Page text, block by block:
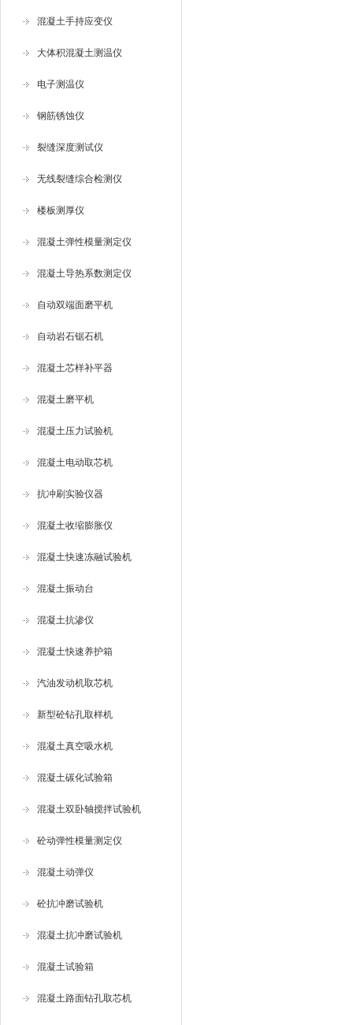
混凝土手持应变仪
大体积混凝土测温仪
电子测温仪
钢筋锈蚀仪
裂缝深度测试仪
无线裂缝综合检测仪
楼板测厚仪
混凝土弹性模量测定仪
混凝土导热系数测定仪
自动双端面磨平机
自动岩石锯石机
混凝土芯样补平器
混凝土磨平机
混凝土压力试验机
混凝土电动取芯机
抗冲刷实验仪器
混凝土收缩膨胀仪
混凝土快速冻融试验机
混凝土振动台
混凝土抗渗仪
混凝土快速养护箱
汽油发动机取芯机
新型砼钻孔取样机
混凝土真空吸水机
混凝土碳化试验箱
混凝土双卧轴搅拌试验机
砼动弹性模量测定仪
混凝土动弹仪
砼抗冲磨试验机
混凝土抗冲磨试验机
混凝土试验箱
混凝土路面钻孔取芯机